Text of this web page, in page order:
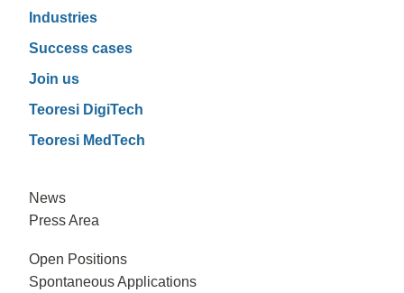
Industries
Success cases
Join us
Teoresi DigiTech
Teoresi MedTech
News
Press Area
Open Positions
Spontaneous Applications